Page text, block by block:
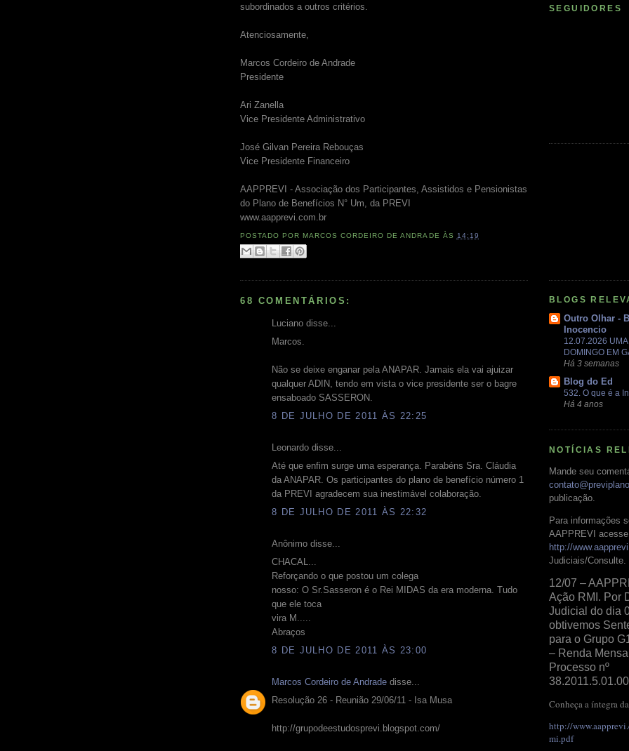
subordinados a outros critérios.
Atenciosamente,
Marcos Cordeiro de Andrade
Presidente
Ari Zanella
Vice Presidente Administrativo
José Gilvan Pereira Rebouças
Vice Presidente Financeiro
AAPPREVI - Associação dos Participantes, Assistidos e Pensionistas
do Plano de Benefícios N° Um, da PREVI
www.aapprevi.com.br
POSTADO PORMARCOS CORDEIRO DE ANDRADE ÀS 14:19
68 COMENTÁRIOS:
Luciano disse...
Marcos.
Não se deixe enganar pela ANAPAR. Jamais ela vai ajuizar
qualquer ADIN, tendo em vista o vice presidente ser o bagre
ensaboado SASSERON.
8 DE JULHO DE 2011 ÀS 22:25
Leonardo disse...
Até que enfim surge uma esperança. Parabéns Sra. Cláudia
da ANAPAR. Os participantes do plano de benefício número 1
da PREVI agradecem sua inestimável colaboração.
8 DE JULHO DE 2011 ÀS 22:32
Anônimo disse...
CHACAL...
Reforçando o que postou um colega
nosso: O Sr.Sasseron é o Rei MIDAS da era moderna. Tudo
que ele toca
vira M.....
Abraços
8 DE JULHO DE 2011 ÀS 23:00
Marcos Cordeiro de Andrade disse...
Resolução 26 - Reunião 29/06/11 - Isa Musa
http://grupodeestudosprevi.blogspot.com/
SEGUIDORES
BLOGS
Outro Olhar -
Inocencio
12.07.2026
DOMINGO EM
Há 3 semanas
Blog do Ed
532. O que é a
Há 4 anos
NOTÍCIAS
Mande seu
publicação.
Para informações
AAPPREVI
http://
Judiciais/Consulte.
12/07 –
Ação RMI. Por
Judicial do dia
obtivemos
para o Grupo
– Renda
Processo nº
Conheça a íntegra
http://
mi.pdf